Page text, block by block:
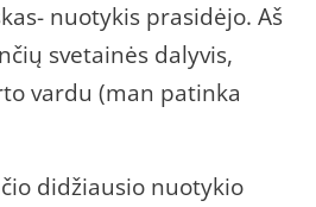
nuotykis prasidėjo. Aš
svetainės dalyvis,
vardu (man patinka
didžiausio nuotykio